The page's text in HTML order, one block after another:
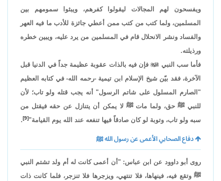
ويفسحون لهم المجالات ليقولوا كفرهم، ويبثوا سمومهم بين
المسلمين، ولما كتب من كتب ممن أعطي جائزة للأدب ما فيه العهر
والفساد ونشر الانحلال قام في المسلمين من يرد عليه، ويبين خطره
ورذيلته.
فأما سب النبي فإن فيه بالذات عقوبة عظيمة جداً في الدنيا قبل
الآخرة، فقد بيّن شيخ الإسلام ابن تيمية -رحمه الله- في كتابه العظيم
"الصارم المسلول على شاتم الرسول" أنه يجب قتله ولو تاب؛ لأن
للنبي ﷺ حق، ولما مات ﷺ لا يمكن أن يتنازل عن حقه فيقتل من
سبه ولو تاب، وتوبة لو كان صادقاً فيها تنفعه عند الله يوم القيامة"[9]
.
دفاع الصحابي الأعمى عن رسول الله ﷺ
روى أبو داوود عن ابن عباس: "أن أعمى كانت له أم ولد تشتم النبي
ﷺ وتقع فيه، فينهاها، فلا تنتهي، ويزجرها فلا تنزجر، فلما كانت ذات